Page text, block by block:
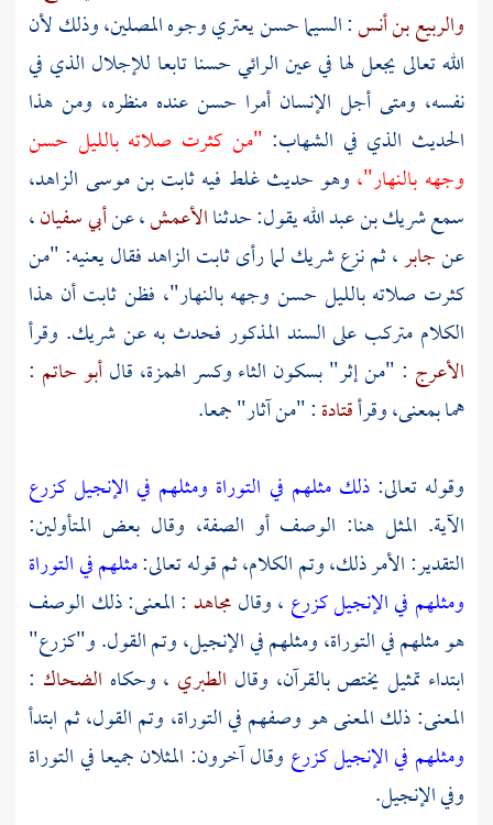
والربيع بن أنس: السيما حسن يعتري وجوه المصلين، وذلك لأن
الله تعالى يجعل لها في عين الرائي حسنا تابعا للإجلال الذي في
نفسه، ومتى أجل الإنسان أمرا حسن عنده منظره، ومن هذا
الحديث الذي في الشهاب: "من كثرت صلاته بالليل حسن
وجهه بالنهار"، وهو حديث غلط فيهثابت بن موسى الزاهد،
سمعشريك بن عبد اللهيقول: حدثناالأعمش، عنأبي سفيان،
عنجابر، ثم نزعشريكلما رأىثابت الزاهدفقال يعنيه: "من
كثرت صلاته بالليل حسن وجهه بالنهار"، فظنثابتأن هذا
الكلام متركب على السند المذكور فحدث به عنشريك. وقرأ
الأعرج : "من إثر" بسكون الثاء وكسر الهمزة، قالأبو حاتم :
هما بمعنى، وقرأقتادة: "من آثار" جمعا.
وقوله تعالى:ذلك مثلهم في التوراة ومثلهم في الإنجيل كزرع
الآية. المثل هنا: الوصف أو الصفة، وقال بعض المتأولين:
التقدير: الأمر ذلك، وتم الكلام، ثم قوله تعالى:مثلهم في التوراة
ومثلهم في الإنجيل كزرع ، وقالمجاهد : المعنى: ذلك الوصف
هو مثلهم في التوراة، ومثلهم في الإنجيل، وتم القول. و"كزرع"
ابتداء تمثيل يختص بالقرآن، وقال الطبري ، وحكاه الضحاك :
المعنى: ذلك المعنى هو وصفهم في التوراة، وتم القول، ثم ابتدأ
ومثلهم في الإنجيل كزرع وقال آخرون: المثلان جميعا في التوراة
وفي الإنجيل.